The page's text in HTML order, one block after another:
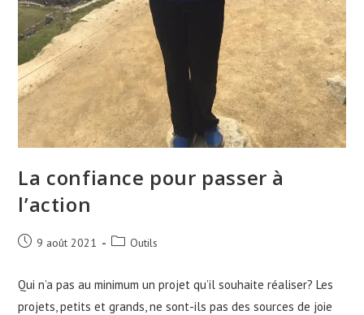
La confiance pour passer à
l’action
9 août 2021 Outils
Qui n’a pas au minimum un projet qu’il souhaite réaliser? Les
projets, petits et grands, ne sont-ils pas des sources de joie